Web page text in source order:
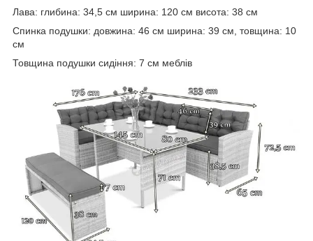
Лава: глибина: 34,5 см ширина: 120 см висота: 38 см
Спинка подушки: довжина: 46 см ширина: 39 см, товщина: 10
см
Товщина подушки сидіння: 7 см меблів